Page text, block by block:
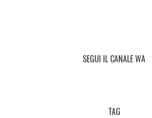
SEGUI IL CANALE WA
TAG